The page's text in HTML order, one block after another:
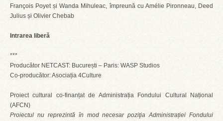
François Poyet și Wanda Mihuleac, împreună cu Amélie Pironneau, Deed
Julius și Olivier Chebab
Intrarea liberă
***
Producător NETCAST: București – Paris: WASP Studios
Co-producător: Asociația 4Culture
Proiect cultural co-finanțat de Administrația Fondului Cultural Național
(AFCN)
Proiectul nu reprezintă în mod necesar poziţia Administrației Fondului